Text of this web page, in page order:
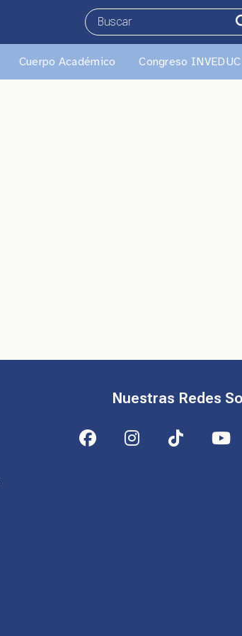
Cuerpo Académico Congreso INVEDUC
Nuestras Redes